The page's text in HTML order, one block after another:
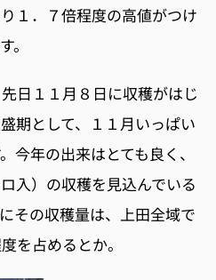
１．７倍程度の高値がつけ
。
日１１月８日に収穫がはじ
期として、１１月いっぱい
今年の出来はとても良く、
入）の収穫を見込んでいる
その収穫量は、上田全域で
を占めるとか。